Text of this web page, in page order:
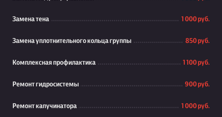
Замена тена 1 000 руб.
Замена уплотнительного кольца группы 850 руб.
Комплексная профилактика 1 100 руб.
Ремонт гидросистемы 900 руб.
Ремонт капучинатора 1 000 руб.